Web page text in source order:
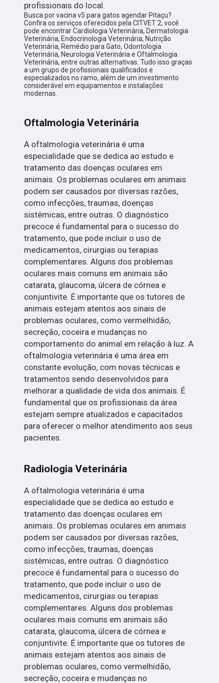
profissionais do local.
Busca por vacina v5 para gatos agendar Pitaçu?
Confira os serviços oferecidos pela CITVET 2, você
pode encontrar Cardiologia Veterinária, Dermatologia
Veterinária, Endocrinologia Veterinária, Nutrição
Veterinária, Remédio para Gato, Odontologia
Veterinária, Neurologia Veterinária e Oftalmologia
Veterinária, entre outras alternativas. Tudo isso graças
a um grupo de profissionais qualificados e
especializados no ramo, além de um investimento
considerável em equipamentos e instalações
modernas.
Oftalmologia Veterinária
A oftalmologia veterinária é uma
especialidade que se dedica ao estudo e
tratamento das doenças oculares em
animais. Os problemas oculares em animais
podem ser causados por diversas razões,
como infecções, traumas, doenças
sistêmicas, entre outras. O diagnóstico
precoce é fundamental para o sucesso do
tratamento, que pode incluir o uso de
medicamentos, cirurgias ou terapias
complementares. Alguns dos problemas
oculares mais comuns em animais são
catarata, glaucoma, úlcera de córnea e
conjuntivite. É importante que os tutores de
animais estejam atentos aos sinais de
problemas oculares, como vermelhidão,
secreção, coceira e mudanças no
comportamento do animal em relação à luz. A
oftalmologia veterinária é uma área em
constante evolução, com novas técnicas e
tratamentos sendo desenvolvidos para
melhorar a qualidade de vida dos animais. É
fundamental que os profissionais da área
estejam sempre atualizados e capacitados
para oferecer o melhor atendimento aos seus
pacientes.
Radiologia Veterinária
A oftalmologia veterinária é uma
especialidade que se dedica ao estudo e
tratamento das doenças oculares em
animais. Os problemas oculares em animais
podem ser causados por diversas razões,
como infecções, traumas, doenças
sistêmicas, entre outras. O diagnóstico
precoce é fundamental para o sucesso do
tratamento, que pode incluir o uso de
medicamentos, cirurgias ou terapias
complementares. Alguns dos problemas
oculares mais comuns em animais são
catarata, glaucoma, úlcera de córnea e
conjuntivite. É importante que os tutores de
animais estejam atentos aos sinais de
problemas oculares, como vermelhidão,
secreção, coceira e mudanças no